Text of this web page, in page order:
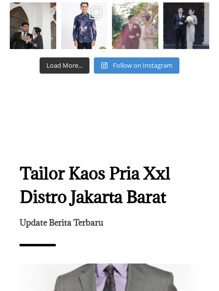
Load More... Follow on Instagram
Tailor Kaos Pria Xxl
Distro Jakarta Barat
Update Berita Terbaru